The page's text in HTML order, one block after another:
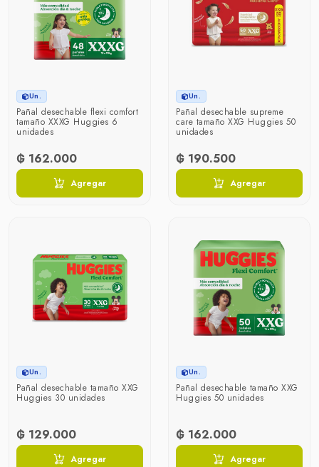
Un.
Pañal desechable flexi comfort
tamaño XXXG Huggies 6
unidades
₲ 162.000
Agregar
Un.
Pañal desechable supreme
care tamaño XXG Huggies 50
unidades
₲ 190.500
Agregar
Un.
Pañal desechable tamaño XXG
Huggies 30 unidades
₲ 129.000
Agregar
Un.
Pañal desechable tamaño XXG
Huggies 50 unidades
₲ 162.000
Agregar